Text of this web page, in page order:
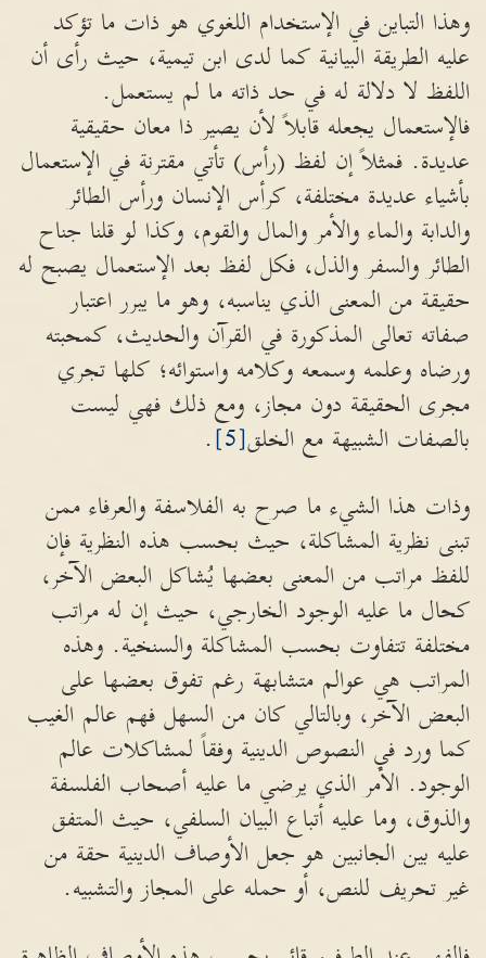
وهذا التباين في الإستخدام اللغوي هو ذات ما تؤكد
عليه الطريقة البيانية كما لدى ابن تيمية، حيث رأى أن
اللفظ لا دلالة له في حد ذاته ما لم يستعمل.
فالإستعمال يجعله قابلاً لأن يصير ذا معان حقيقية
عديدة. فمثلاً إن لفظ (رأس) تأتي مقترنة في الإستعمال
بأشياء عديدة مختلفة، كرأس الإنسان ورأس الطائر
والدابة والماء والأمر والمال والقوم، وكذا لو قلنا جناح
الطائر والسفر والذل، فكل لفظ بعد الإستعمال يصبح له
حقيقة من المعنى الذي يناسبه، وهو ما يبرر اعتبار
صفاته تعالى المذكورة في القرآن والحديث، كمحبته
ورضاه وعلمه وسمعه وكلامه واستوائه؛ كلها تجري
مجرى الحقيقة دون مجاز، ومع ذلك فهي ليست
بالصفات الشبيهة مع الخلق[5]
.
وذات هذا الشيء ما صرح به الفلاسفة والعرفاء ممن
تبنى نظرية المشاكلة، حيث بحسب هذه النظرية فإن
للفظ مراتب من المعنى بعضها يُشاكل البعض الآخر،
كحال ما عليه الوجود الخارجي، حيث إن له مراتب
مختلفة تتفاوت بحسب المشاكلة والسنخية. وهذه
المراتب هي عوالم متشابهة رغم تفوق بعضها على
البعض الآخر، وبالتالي كان من السهل فهم عالم الغيب
كما ورد في النصوص الدينية وفقاً لمشاكلات عالم
الوجود. الأمر الذي يرضي ما عليه أصحاب الفلسفة
والذوق، وما عليه أتباع البيان السلفي، حيث المتفق
عليه بين الجانبين هو جعل الأوصاف الدينية حقة من
غير تحريف للنص، أو حمله على المجاز والتشبيه.